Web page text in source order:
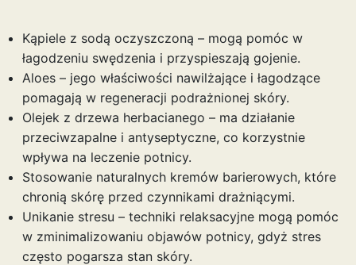
Kąpiele z sodą oczyszczoną – mogą pomóc w
łagodzeniu swędzenia i przyspieszają gojenie.
Aloes – jego właściwości nawilżające i łagodzące
pomagają w regeneracji podrażnionej skóry.
Olejek z drzewa herbacianego – ma działanie
przeciwzapalne i antyseptyczne, co korzystnie
wpływa na leczenie potnicy.
Stosowanie naturalnych kremów barierowych, które
chronią skórę przed czynnikami drażniącymi.
Unikanie stresu – techniki relaksacyjne mogą pomóc
w zminimalizowaniu objawów potnicy, gdyż stres
często pogarsza stan skóry.